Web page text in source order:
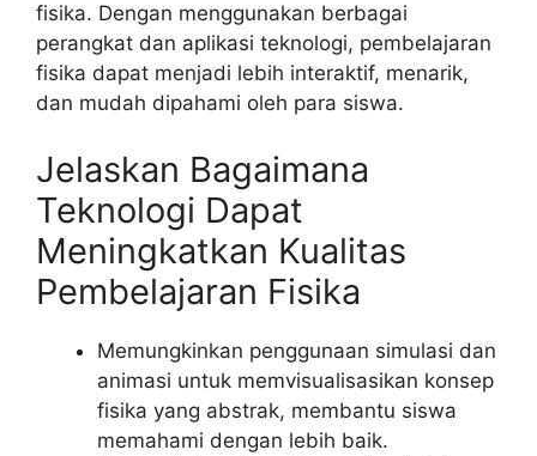
fisika. Dengan menggunakan berbagai
perangkat dan aplikasi teknologi, pembelajaran
fisika dapat menjadi lebih interaktif, menarik,
dan mudah dipahami oleh para siswa.
Jelaskan Bagaimana
Teknologi Dapat
Meningkatkan Kualitas
Pembelajaran Fisika
Memungkinkan penggunaan simulasi dan
animasi untuk memvisualisasikan konsep
fisika yang abstrak, membantu siswa
memahami dengan lebih baik.